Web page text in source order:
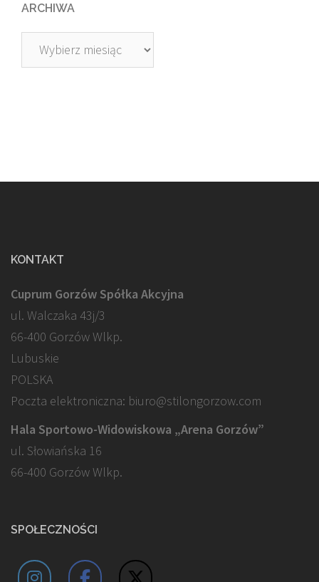
ARCHIWA
Archiwa
KONTAKT
Cuprum Gorzów Spółka Akcyjna
ul. Walczaka 43j/3
66-400 Gorzów Wlkp.
Lubuskie
POLSKA
Poczta elektroniczna: biuro@stilongorzow.com
Hala Sportowo-Widowiskowa „Arena Gorzów”
ul. Słowiańska 16
66-400 Gorzów Wlkp.
SPOŁECZNOŚCI